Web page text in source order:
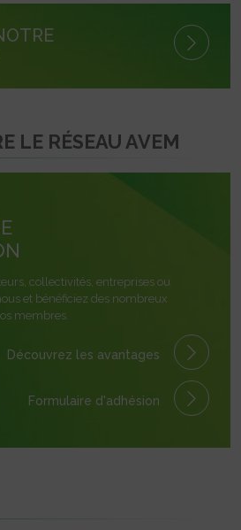
LE RÉSEAU AVEM
collectivités, entreprises ou
et bénéficiez des nombreux
membres.
Découvrez les avantages
Formulaire d'adhésion